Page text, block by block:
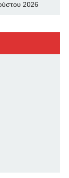
2026